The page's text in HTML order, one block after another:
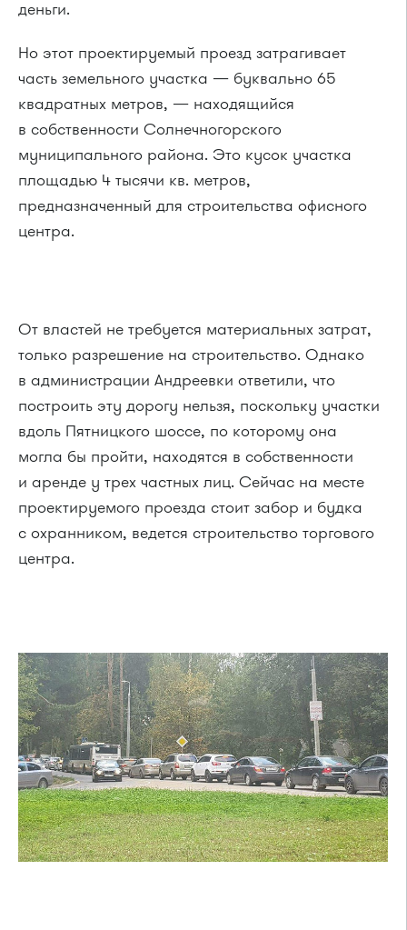
деньги.
Но этот проектируемый проезд затрагивает
часть земельного участка — буквально 65
квадратных метров, — находящийся
в собственности Солнечногорского
муниципального района. Это кусок участка
площадью 4 тысячи кв. метров,
предназначенный для строительства офисного
центра.
От властей не требуется материальных затрат,
только разрешение на строительство. Однако
в администрации Андреевки ответили, что
построить эту дорогу нельзя, поскольку участки
вдоль Пятницкого шоссе, по которому она
могла бы пройти, находятся в собственности
и аренде у трех частных лиц. Сейчас на месте
проектируемого проезда стоит забор и будка
с охранником, ведется строительство торгового
центра.